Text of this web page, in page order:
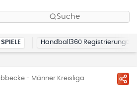
Suche
Handball360 Registrierung
- Männer Kreisliga